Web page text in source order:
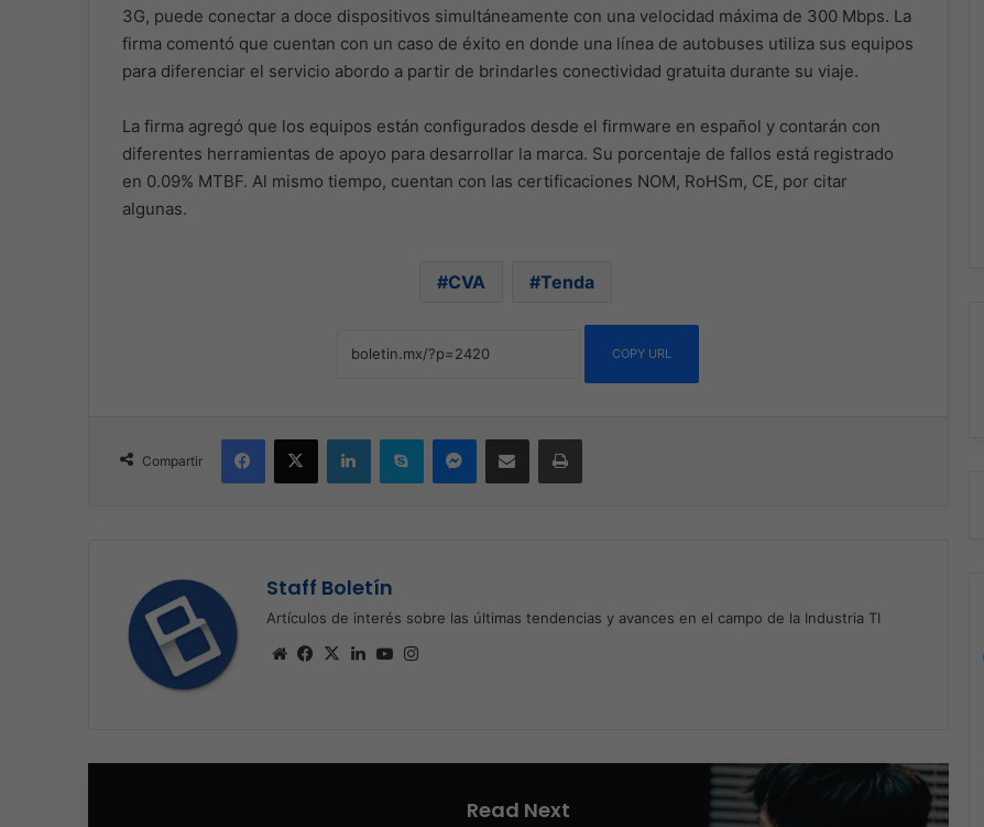
3G, puede conectar a doce dispositivos simultáneamente con una velocidad máxima de 300 Mbps. La
firma comentó que cuentan con un caso de éxito en donde una línea de autobuses utiliza sus equipos
para diferenciar el servicio abordo a partir de brindarles conectividad gratuita durante su viaje.
La firma agregó que los equipos están configurados desde el firmware en español y contarán con
diferentes herramientas de apoyo para desarrollar la marca. Su porcentaje de fallos está registrado
en 0.09% MTBF. Al mismo tiempo, cuentan con las certificaciones NOM, RoHSm, CE, por citar
algunas.
CVA Tenda
COPY URL
Compartir
Facebook
X LinkedInSkype MessengerCompartir por correo electrónicoImprimir
Staff Boletín
Artículos de interés sobre las últimas tendencias y avances en el campo de la Industria TI
SitioFacebook
X LinkedInYouTube
Read Next